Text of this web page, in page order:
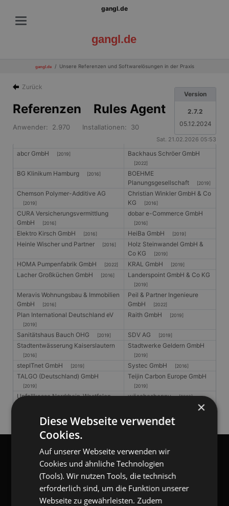
gangl.de
gangl.de
gangl.de Unsere Referenzen und Softwarelösungen in der Praxis
Zurück
Version
2.7.2
05.12.2024
Referenzen Rules Agent
Anwender: 2.970 Installationen: 30
Sat. 21.02.2026 05:53
abcr GmbH [2019] Backhaus Schröer GmbH
[2022]
BG Klinikum Hamburg [2016]
BOEHME
Planungsgesellschaft
[2019]
Chemson Polymer-Additive AG
[2019]
Christian Winkler GmbH & Co
KG
[2016]
CURA Versicherungsvermittlung
GmbH
[2016]
dobar e-Commerce GmbH
[2016]
Elektro Kirsch GmbH [2016] HeiBa GmbH [2019]
Heinle Wischer und Partner [2016]
Holz Steinwandel GmbH &
Co KG
[2019]
HOMA Pumpenfabrik GmbH [2022] KRAL GmbH [2019]
Lacher Großküchen GmbH [2016] Landerspoint GmbH & Co KG
[2019]
Meravis Wohnungsbau & Immobilien
GmbH
[2016]
Peil & Partner Ingenieure
GmbH
[2022]
Plan International Deutschland eV
[2019]
Raith GmbH [2019]
Sanitätshaus Bauch OHG [2019] SDV AG [2019]
Stadtentwässerung Kaiserslautern
[2016]
Stadtwerke Geldern GmbH
[2019]
stepITnet GmbH [2019] Systec GmbH [2016]
TALGO (Deutschland) GmbH
[2019]
Teijin Carbon Europe GmbH
[2019]
Unfallkasse Nordrhein-Westfalen wäscheshoppy[2016]
- DACH Marktführer
GANGL.DE
- Adresse & Kontakt
×
Diese Webseite verwendet
Cookies.
Auf unserer Webseite verwenden wir
Cookies und ähnliche Technologien
(Tools). Wir nutzen Tools, die technisch
erforderlich sind, um die Funktion unserer
Webseite zu gewährleisten. Zudem